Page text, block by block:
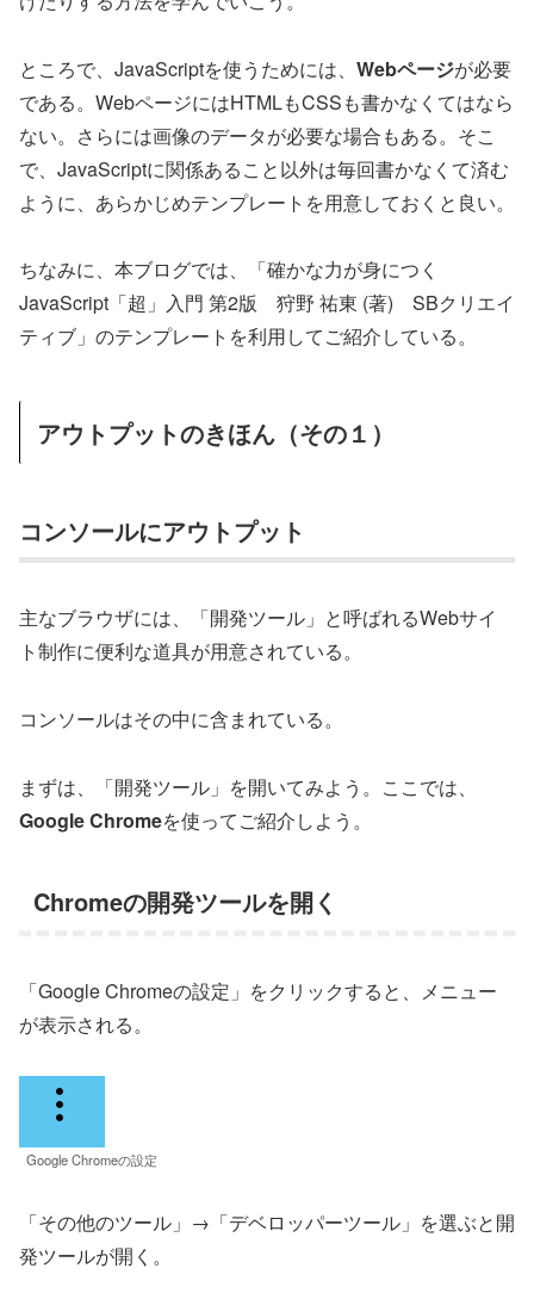
ところで、JavaScriptを使うためには、 Webページが必要
である。WebページにはHTMLもCSSも書かなくてはなら
ない。さらには画像のデータが必要な場合もある。そこ
で、JavaScriptに関係あること以外は毎回書かなくて済む
ように、あらかじめテンプレートを用意しておくと良い。
ちなみに、本ブログでは、「確かな力が身につく
JavaScript「超」入門 第2版 狩野 祐東 (著) SBクリエイ
ティブ」のテンプレートを利用してご紹介している。
アウトプットのきほん（その１）
コンソールにアウトプット
主なブラウザには、「開発ツール」と呼ばれるWebサイ
ト制作に便利な道具が用意されている。
コンソールはその中に含まれている。
まずは、「開発ツール」を開いてみよう。ここでは、
Google Chromeを使ってご紹介しよう。
Chromeの開発ツールを開く
「Google Chromeの設定」をクリックすると、メニュー
が表示される。
Google Chromeの設定
「その他のツール」→「デベロッパーツール」を選ぶと開
発ツールが開く。